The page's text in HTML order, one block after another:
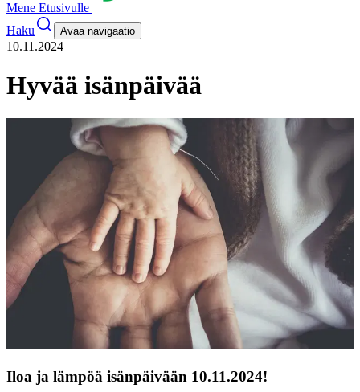
Mene Etusivulle
Haku
Avaa navigaatio
10.11.2024
Hyvää isänpäivää
Iloa ja lämpöä isänpäivään 10.11.2024!